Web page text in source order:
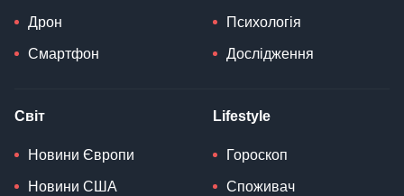
Дрон
Смартфон
Психологія
Дослідження
Світ
Новини Європи
Новини США
Lifestyle
Гороскоп
Споживач